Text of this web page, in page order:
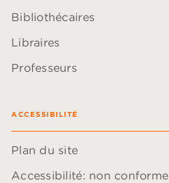
Bibliothécaires
Libraires
Professeurs
ACCESSIBILITÉ
Plan du site
Accessibilité: non conforme